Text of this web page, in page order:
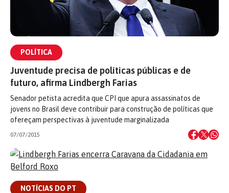
POLÍTICA
Juventude precisa de políticas públicas e de
futuro, afirma Lindbergh Farias
Senador petista acredita que CPI que apura assassinatos de
jovens no Brasil deve contribuir para construção de políticas que
ofereçam perspectivas à juventude marginalizada
07/07/2015
NOTÍCIAS DO PT